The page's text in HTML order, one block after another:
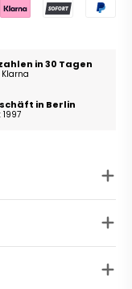
in 30 Tagen
in Berlin
1997